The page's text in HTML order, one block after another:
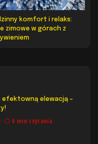
komfort i relaks:
zimowe w górach z
efektowną elewacją –
6 min czytania